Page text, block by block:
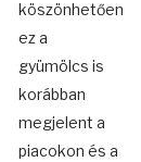
köszönhetően
ez a
gyümölcs is
korábban
megjelent a
piacokon és a